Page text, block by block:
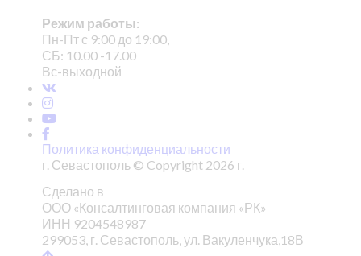
Режим работы:
Пн-Пт с 9:00 до 19:00,
СБ: 10.00 -17.00
Вс-выходной
Политика конфиденциальности
г. Севастополь © Copyright 2026 г.
Сделано в
ООО «Консалтинговая компания «РК»
ИНН 9204548987
299053, г. Севастополь, ул. Вакуленчука,18В